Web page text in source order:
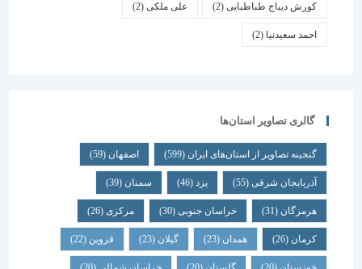
کورش دیباج طباطبایی(2) علی ملکی(2)
احمد سعیدنیا (2)
گالری تصاویر استان‌ها
گنجینه تصاویر از استان‌های ایران(599) اصفهان (59)
آذربایجان شرقی(55) یزد سمنان (39)
هرمزگان(31) خراسان جنوبی(30) مرکزی (26)
همدان گیلان قزوین